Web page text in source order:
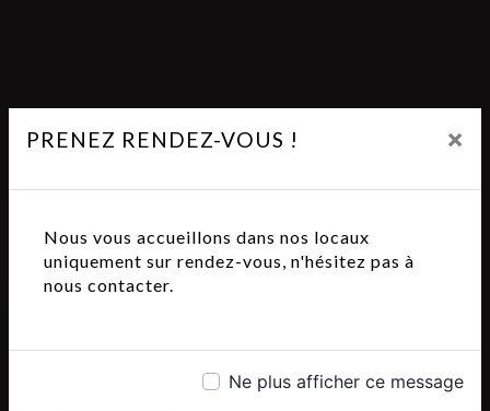
PRENEZ RENDEZ-VOUS ! ×
Nous vous accueillons dans nos locaux
uniquement sur rendez-vous, n'hésitez pas à
nous contacter.
Ne plus afficher ce message